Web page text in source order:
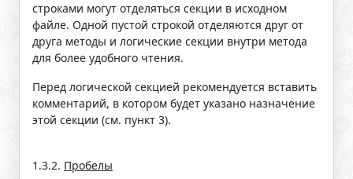
строками могут отделяться секции в исходном
файле. Одной пустой строкой отделяются друг от
друга методы и логические секции внутри метода
для более удобного чтения.
Перед логической секцией рекомендуется вставить
комментарий, в котором будет указано назначение
этой секции (см. пункт 3).
1.3.2. Пробелы